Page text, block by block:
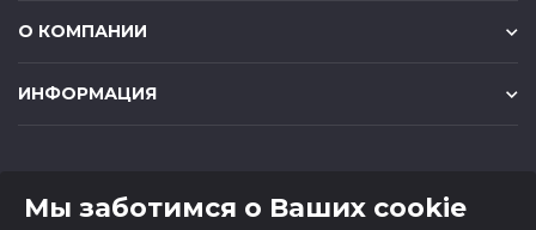
О КОМПАНИИ
ИНФОРМАЦИЯ
Мы заботимся о Ваших cookie